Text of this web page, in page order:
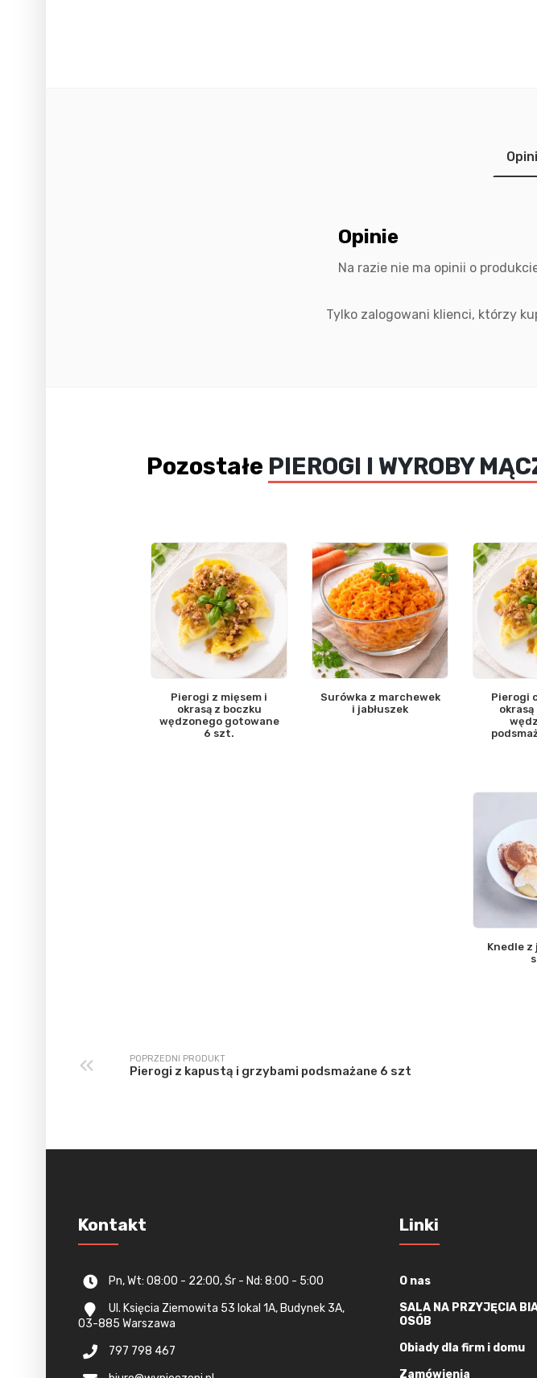
Opinie
Na razie nie ma opinii o
Tylko zalogowani klienci, którzy
Pozostałe PIEROGI I WYROBY
Pierogi z mięsem i
okrasą z boczku
wędzonego gotowane
6 szt.
Surówka z marchewek
i jabłuszek
Pierogi
okrasą
Knedle z
POPRZEDNI PRODUKT
Pierogi z kapustą i grzybami podsmażane 6 szt
Kontakt
Pn, Wt: 08:00 - 22:00, Śr - Nd: 8:00 - 5:00
Ul. Księcia Ziemowita 53 lokal 1A, Budynek 3A,
03-885 Warszawa
797 798 467
Linki
O nas
SALA NA PRZYJĘCIA
OSÓB
Obiady dla firm i domu
Zamówienia